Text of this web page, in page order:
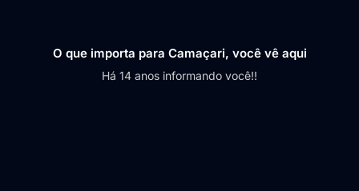
O que importa para Camaçari, você vê aqui
Há 14 anos informando você!!